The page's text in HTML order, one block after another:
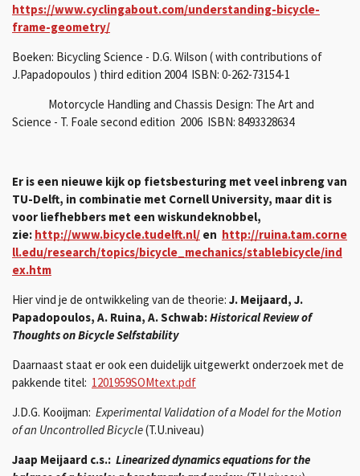
https://www.cyclingabout.com/understanding-bicycle-
frame-geometry/
Boeken: Bicycling Science - D.G. Wilson ( with contributions of
J.Papadopoulos ) third edition 2004 ISBN: 0-262-73154-1
Motorcycle Handling and Chassis Design: The Art and
Science - T. Foale second edition 2006 ISBN: 8493328634
Er is een nieuwe kijk op fietsbesturing met veel inbreng van
TU-Delft, in combinatie met Cornell University, maar dit is
voor liefhebbers met een wiskundeknobbel,
zie: http://www.bicycle.tudelft.nl/ en http://ruina.tam.corne
ll.edu/research/topics/bicycle_mechanics/stablebicycle/ind
ex.htm
Hier vind je de ontwikkeling van de theorie: J. Meijaard, J.
Papadopoulos, A. Ruina, A. Schwab:Historical Review of
Thoughts on Bicycle Selfstability
Daarnaast staat er ook een duidelijk uitgewerkt onderzoek met de
pakkende titel: 1201959SOMtext.pdf
J.D.G. Kooijman: Experimental Validation of a Model for the Motion
of an Uncontrolled Bicycle(T.U.niveau)
Jaap Meijaard c.s.: Linearized dynamics equations for the